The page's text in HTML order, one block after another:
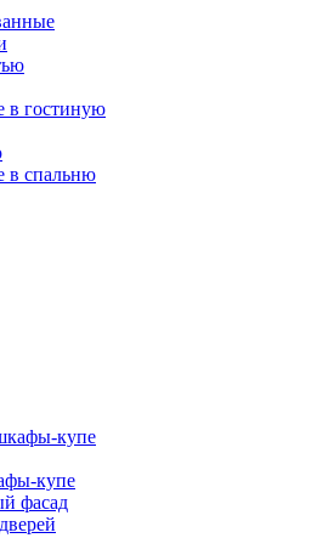
гостиную
спальню
купе
купе
фасад